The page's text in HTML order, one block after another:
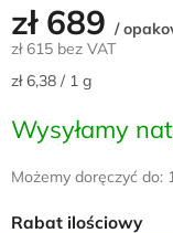
zł 689 /
zł 615 bez VAT
Cena
zł 6,38 / 1 g
Wysyłamy
Możemy doręczyć do:
Rabat ilościowy